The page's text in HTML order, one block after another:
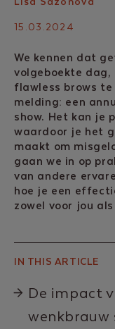
15.03.2024
We kennen dat
volgeboekte dag,
flawless brows
melding: een
show. Het kan je
waardoor je het
maakt om
gaan we in op
van andere
hoe je een
zowel voor jou
IN THIS ARTICLE
De impact
wenkbrauw